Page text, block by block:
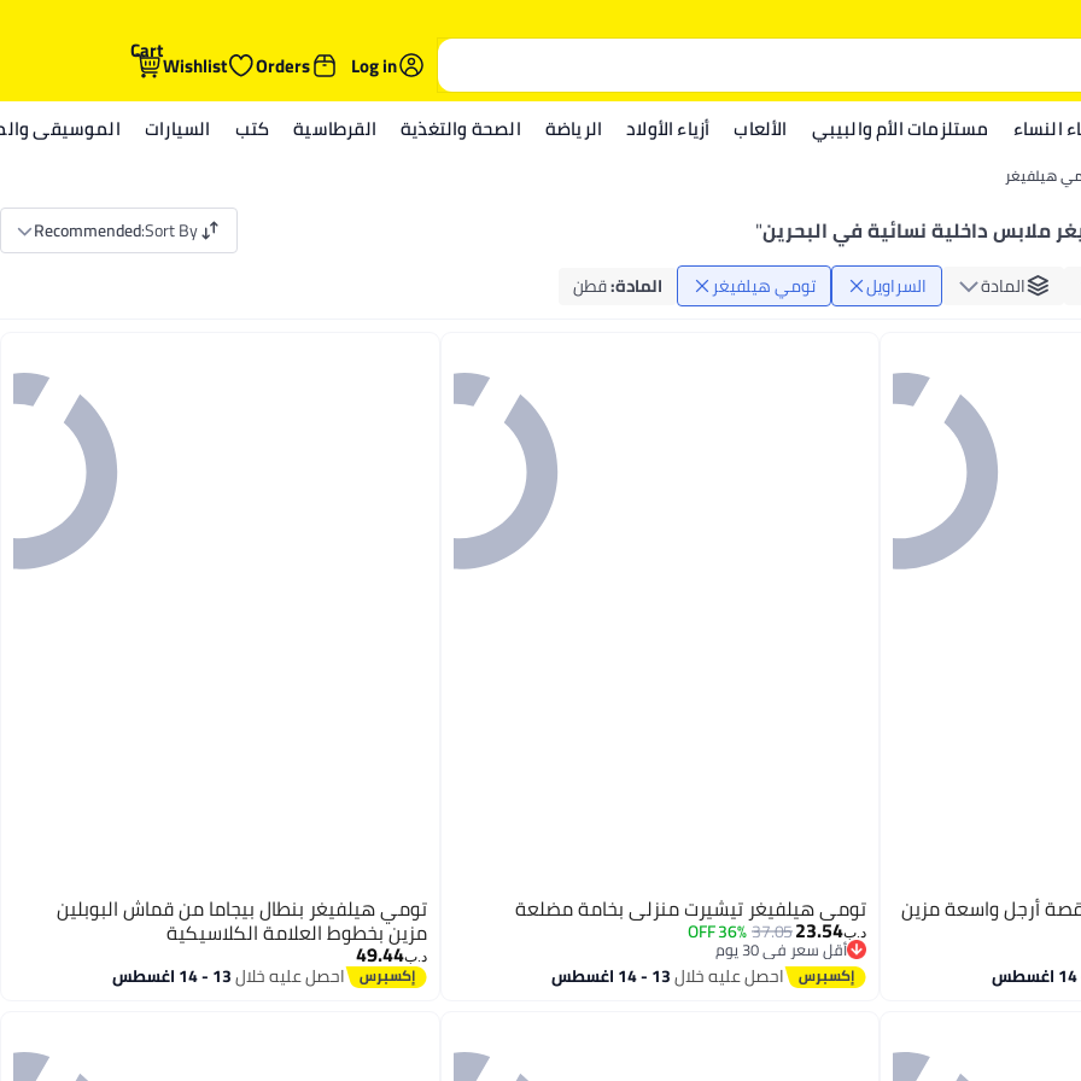
Log in
Orders
Wishlist
Cart
النساء مستلزمات الأم والبيبي الألعاب أزياء الأولاد الرياضة الصحة والتغذية القرطاسية كتب السيارات الموسيقى
هيلفيغر
ملابس داخلية نسائية في البحرين"
Sort By
:
Recommended
المادة السراويل تومي هيلفيغر المادة:قطن
أرجل واسعة مزين تومي هيلفيغر تيشيرت منزلي بخامة مضلعة
د.ب‏23.54
37.05
36% OFF
أقل سعر في 30 يوم
أقل سعر في 30 يوماحصل عليه خلال13 - 14 اغسطس
تومي هيلفيغر بنطال بيجاما من قماش البوبلين
مزين بخطوط العلامة الكلاسيكية
د.ب‏49.44
احصل عليه خلال13 - 14 اغسطس